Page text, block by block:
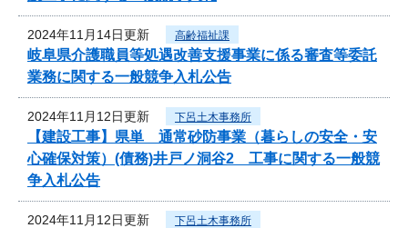
2024年11月14日更新 高齢福祉課
岐阜県介護職員等処遇改善支援事業に係る審査等委託
業務に関する一般競争入札公告
2024年11月12日更新 下呂土木事務所
【建設工事】県単 通常砂防事業（暮らしの安全・安
心確保対策）(債務)井戸ノ洞谷2 工事に関する一般競
争入札公告
2024年11月12日更新 下呂土木事務所